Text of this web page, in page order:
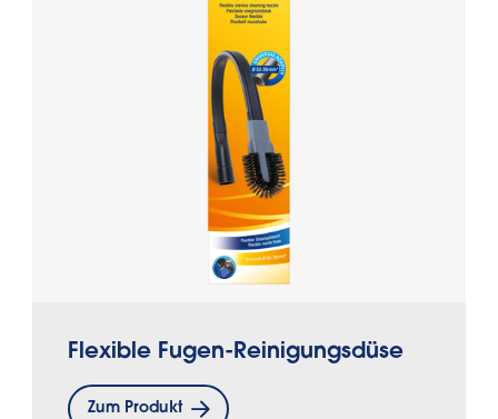
Flexible Fugen-Reinigungsdüse
Zum Produkt